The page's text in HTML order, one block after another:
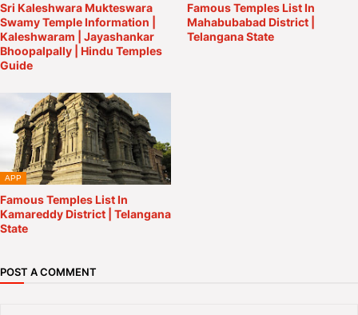
Sri Kaleshwara Mukteswara
Swamy Temple Information |
Kaleshwaram | Jayashankar
Bhoopalpally | Hindu Temples
Guide
Famous Temples List In
Mahabubabad District |
Telangana State
APP
Famous Temples List In
Kamareddy District | Telangana
State
POST A COMMENT